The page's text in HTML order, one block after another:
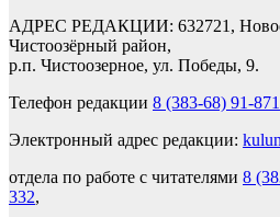
АДРЕС РЕДАКЦИИ: 632721,
Чистоозёрный район,
р.п. Чистоозерное, ул. Победы, 9.
Телефон редакции 8 (383-68) 91-871
Электронный адрес редакции:
отдела по работе с читателями 8
332,